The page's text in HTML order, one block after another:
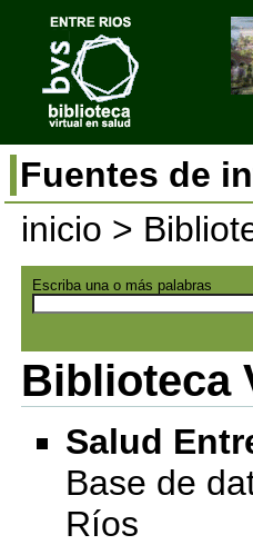
Fuentes de
inicio >
Escriba una o más palabras
Biblioteca
Salud
Base de
Ríos